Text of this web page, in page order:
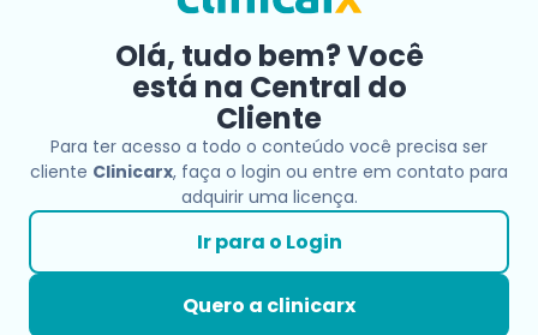
Olá, tudo bem? Você
está na Central do
Cliente
Para ter acesso a todo o conteúdo você precisa ser
cliente Clinicarx, faça o login ou entre em contato para
adquirir uma licença.
Ir para o Login
Quero a clinicarx